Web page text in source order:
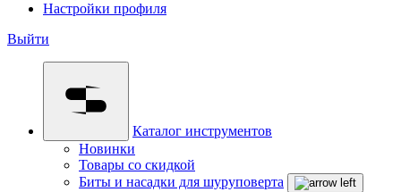
Настройки профиля
Выйти
Каталог инструментов
Новинки
Товары со скидкой
Биты и насадки для шуруповерта